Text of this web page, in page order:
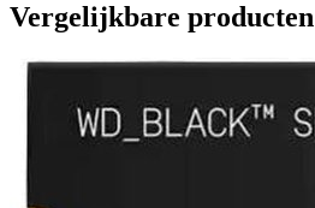
Vergelijkbare producten